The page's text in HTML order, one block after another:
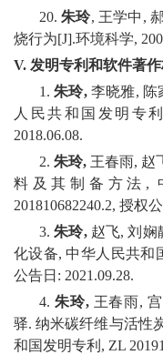
20.朱玲, 王学中,
烧行为[J].环境科学,
V. 发明专利和软件著作
1.朱玲, 李晓雅, 陈
人民共和国发明专利
2018.06.08.
2.朱玲, 王春雨, 赵
料及其制备方法,
201810682240.2, 授权
3.朱玲, 赵飞, 刘娴
化设备, 中华人民共和
公告日: 2021.09.28.
4. 朱玲, 王春雨,
驿. 纳米碳纤维与活性
和国发明专利, ZL